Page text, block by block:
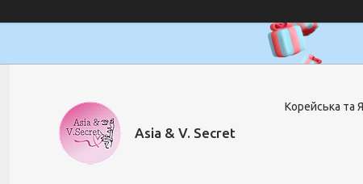
Asia & V. Secret
Корейська та